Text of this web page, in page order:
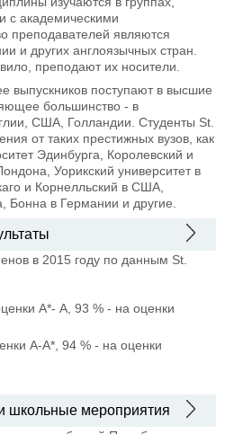
с академическими
преподавателей являются
и других англоязычных стран.
преподают их носители.
выпускников поступают в высшие
большинство - в
США, Голландии. Студенты St.
от таких престижных вузов, как
Эдинбурга, Королевский и
Уорикский университет в
и Корнелльский в США,
Бонна в Германии и другие.
в 2015 году по данным St.
А*- А, 93 % - на оценки
А-А*, 94 % - на оценки
мероприятия